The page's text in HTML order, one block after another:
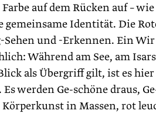
auf dem Rücken auf –
gemeinsame Identität. Die
Sehen und -Erkennen. Ein
Während am See, am
als Übergriff gilt, ist es
Es werden Ge-schöne draus,
in Massen, rot